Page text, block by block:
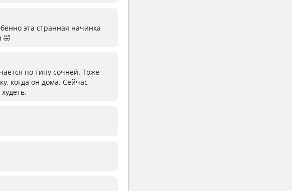
эта странная начинка
🤣
по типу сочней. Тоже
когда он дома. Сейчас